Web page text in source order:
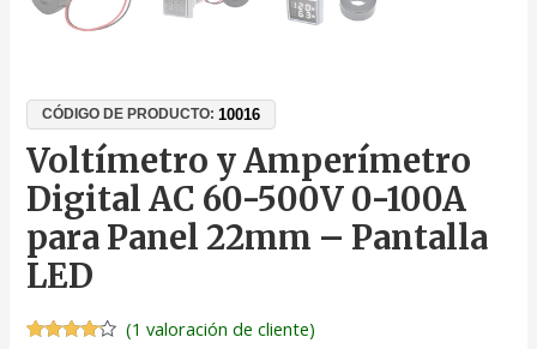
CÓDIGO DE PRODUCTO:10016
Voltímetro y Amperímetro
Digital AC 60-500V 0-100A
para Panel 22mm – Pantalla
LED
(1 valoración de cliente)